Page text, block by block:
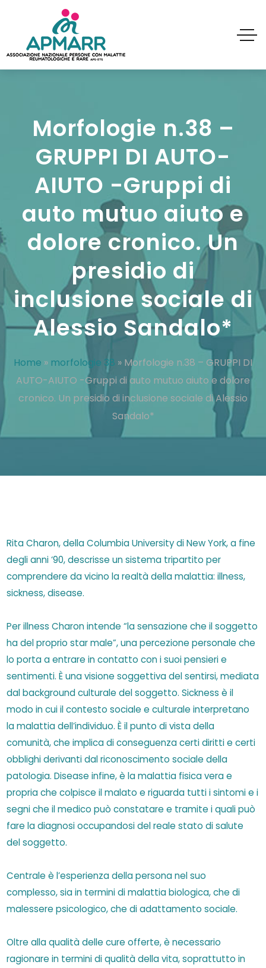
Morfologie n.38 –
GRUPPI DI AUTO-
AIUTO -Gruppi di
auto mutuo aiuto e
dolore cronico. Un
presidio di
inclusione sociale di
Alessio Sandalo*
Home » morfologie 38 » Morfologie n.38 – GRUPPI DI
AUTO-AIUTO -Gruppi di auto mutuo aiuto e dolore
cronico. Un presidio di inclusione sociale di Alessio
Sandalo*
Rita Charon, della Columbia University di New York, a fine
degli anni ‘90, descrisse un sistema tripartito per
comprendere da vicino la realtà della malattia: illness,
sickness, disease.
Per illness Charon intende “la sensazione che il soggetto
ha del proprio star male”, una percezione personale che
lo porta a entrare in contatto con i suoi pensieri e
sentimenti. È una visione soggettiva del sentirsi, mediata
dal background culturale del soggetto. Sickness è il
modo in cui il contesto sociale e culturale interpretano
la malattia dell’individuo. È il punto di vista della
comunità, che implica di conseguenza certi diritti e certi
obblighi derivanti dal riconoscimento sociale della
patologia. Disease infine, è la malattia fisica vera e
propria che colpisce il malato e riguarda tutti i sintomi e i
segni che il medico può constatare e tramite i quali può
fare la diagnosi occupandosi del reale stato di salute
del soggetto.
Centrale è l’esperienza della persona nel suo
complesso, sia in termini di malattia biologica, che di
malessere psicologico, che di adattamento sociale.
Oltre alla qualità delle cure offerte, è necessario
ragionare in termini di qualità della vita, soprattutto in